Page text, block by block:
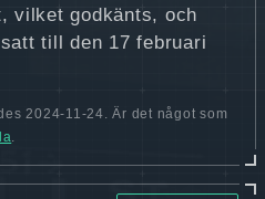
vilket godkänts, och
till den 17 februari
2024-11-24. Är det något som
.